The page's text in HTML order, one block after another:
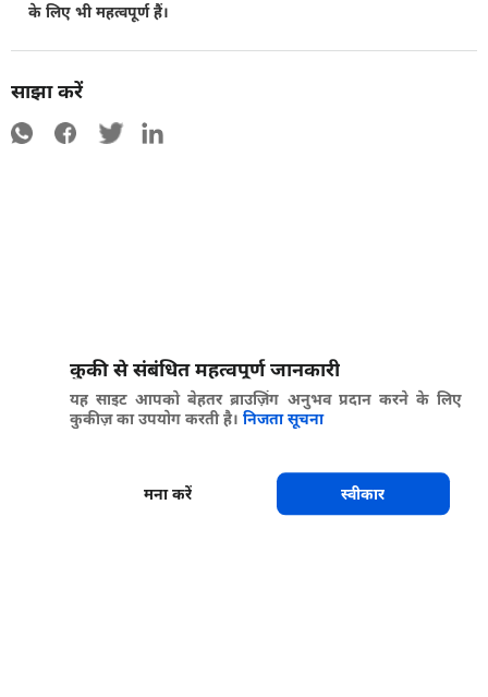
के लिए भी महत्वपूर्ण हैं।
साझा करें
कुकी से संबंधित महत्वपूर्ण जानकारी
यह साइट आपको बेहतर ब्राउज़िंग अनुभव प्रदान करने के लिए
कुकीज़ का उपयोग करती है। निजता सूचना
मना करें स्वीकार